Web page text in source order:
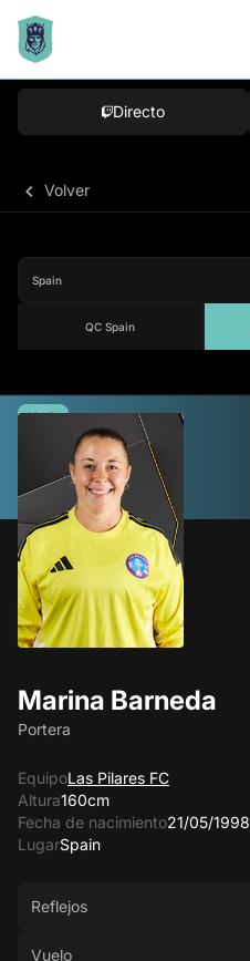
Directo
Volver
QC Spain
Marina Barneda
Portera
EquipoLas Pilares FC
Altura160cm
Fecha de nacimiento21/05/1998
LugarSpain
Media
Reflejos
Vuelo